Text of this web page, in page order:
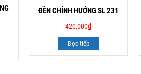
ĐÈN CHỈNH HƯỚNG SL 231
420,000₫
Đọc tiếp